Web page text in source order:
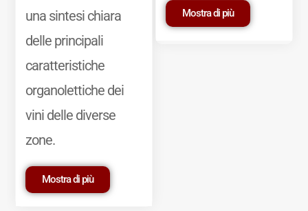
una sintesi chiara
delle principali
caratteristiche
organolettiche dei
vini delle diverse
zone.
Mostra di più
Mostra di più